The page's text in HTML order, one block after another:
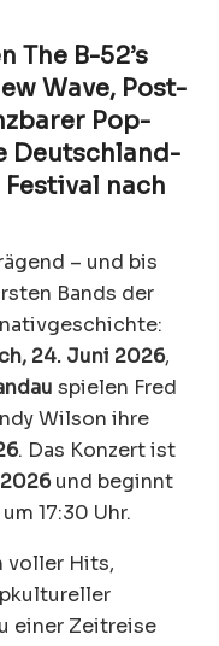
The B-52’s
Wave, Post-
Pop-
Deutschland-
nach
– und bis
Bands der
24. Juni 2026,
spielen Fred
Wilson ihre
. Das Konzert ist
und beginnt
17:30 Uhr.
voller Hits,
einer Zeitreise